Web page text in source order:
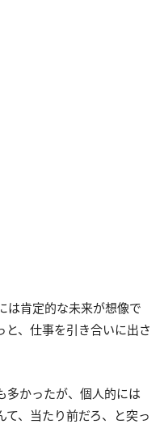
は肯定的な未来が想像で
と、仕事を引き合いに出さ
多かったが、個人的には
て、当たり前だろ、と突っ